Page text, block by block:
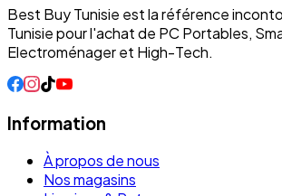
Best Buy Tunisie est la référence
Tunisie pour l'achat de PC Portables,
Electroménager et High-Tech.
Information
À propos de nous
Nos magasins